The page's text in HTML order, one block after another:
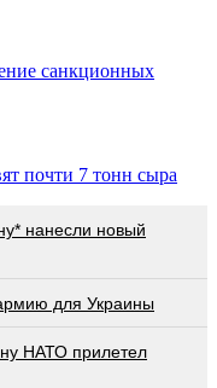
санкционных
почти 7 тонн сыра
нанесли новый
для Украины
НАТО прилетел